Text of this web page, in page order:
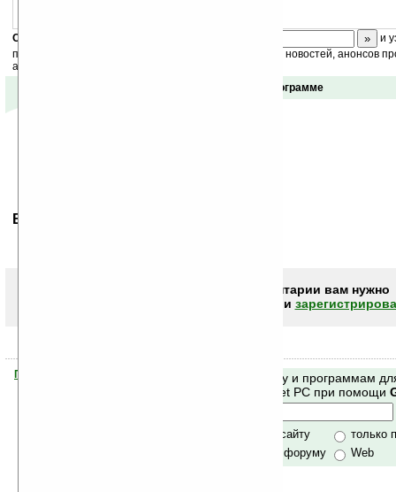
Скоро
и
получайте ежедневный или еженедельный дайджест новостей, анонсов
акций сайта на ваш почтовый ящик.
Отзывы о программе
Ваше мнение будет первым.
Чтобы писать комментарии вам нужно
или
Помогите Ладошкам стать лучше
Поиск по сайту и программам
Mobile и Pocket PC при помощи
только по сайту
только
по сайту и форуму
Web